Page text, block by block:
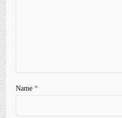
Name*